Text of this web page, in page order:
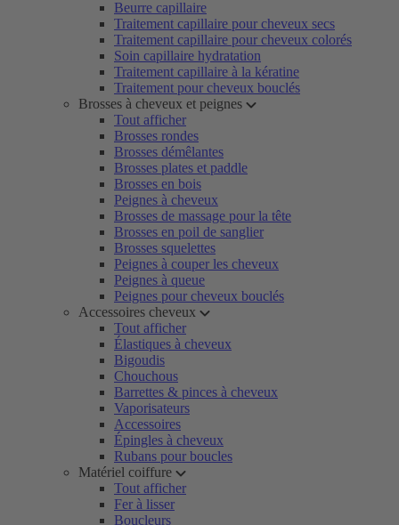
Beurre capillaire
Traitement capillaire pour cheveux secs
Traitement capillaire pour cheveux colorés
Soin capillaire hydratation
Traitement capillaire à la kératine
Traitement pour cheveux bouclés
Brosses à cheveux et peignes
Tout afficher
Brosses rondes
Brosses démêlantes
Brosses plates et paddle
Brosses en bois
Peignes à cheveux
Brosses de massage pour la tête
Brosses en poil de sanglier
Brosses squelettes
Peignes à couper les cheveux
Peignes à queue
Peignes pour cheveux bouclés
Accessoires cheveux
Tout afficher
Élastiques à cheveux
Bigoudis
Chouchous
Barrettes & pinces à cheveux
Vaporisateurs
Accessoires
Épingles à cheveux
Rubans pour boucles
Matériel coiffure
Tout afficher
Fer à lisser
Boucleurs